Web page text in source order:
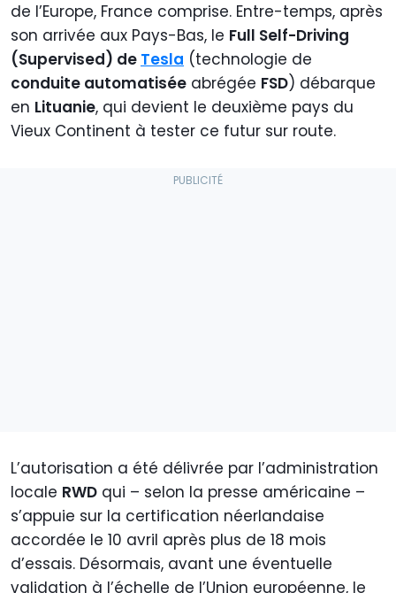
de l’Europe, France comprise. Entre-temps, après
son arrivée aux Pays-Bas, le Full Self-Driving
(Supervised) de Tesla (technologie de
conduite automatisée abrégée FSD) débarque
en Lituanie, qui devient le deuxième pays du
Vieux Continent à tester ce futur sur route.
L’autorisation a été délivrée par l’administration
locale RWD qui – selon la presse américaine –
s’appuie sur la certification néerlandaise
accordée le 10 avril après plus de 18 mois
d’essais. Désormais, avant une éventuelle
validation à l’échelle de l’Union européenne, le